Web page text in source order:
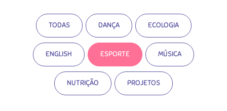
TODAS DANÇA ECOLOGIA
ENGLISH ESPORTE MÚSICA
NUTRIÇÃO PROJETOS